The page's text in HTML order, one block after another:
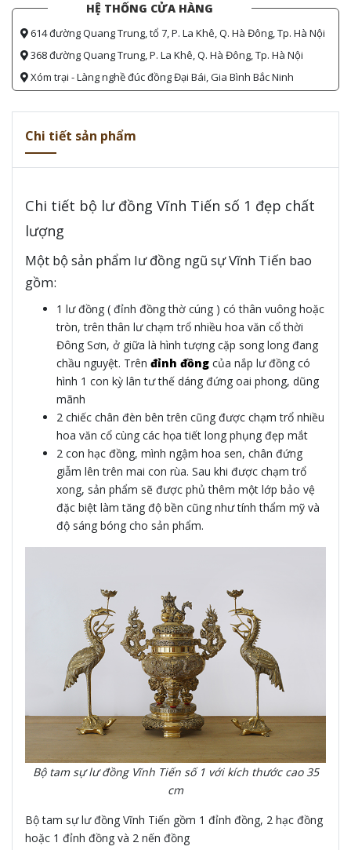
HỆ THỐNG CỬA HÀNG
614 đường Quang Trung, tổ 7, P. La Khê, Q. Hà Đông, Tp. Hà Nội
368 đường Quang Trung, P. La Khê, Q. Hà Đông, Tp. Hà Nội
Xóm trại - Làng nghề đúc đồng Đại Bái, Gia Bình Bắc Ninh
Chi tiết sản phẩm
Chi tiết bộ lư đồng Vĩnh Tiến số 1 đẹp chất
lượng
Một bộ sản phẩm lư đồng ngũ sự Vĩnh Tiến bao
gồm:
1 lư đồng ( đỉnh đồng thờ cúng ) có thân vuông hoặc
tròn, trên thân lư chạm trổ nhiều hoa văn cổ thời
Đông Sơn, ở giữa là hình tượng cặp song long đang
chầu nguyệt. Trên đỉnh đồng của nắp lư đồng có
hình 1 con kỳ lân tư thế dáng đứng oai phong, dũng
mãnh
2 chiếc chân đèn bên trên cũng được chạm trổ nhiều
hoa văn cổ cùng các họa tiết long phụng đẹp mắt
2 con hạc đồng, mình ngậm hoa sen, chân đứng
giẫm lên trên mai con rùa. Sau khi được chạm trổ
xong, sản phẩm sẽ được phủ thêm một lớp bảo vệ
đặc biệt làm tăng độ bền cũng như tính thẩm mỹ và
độ sáng bóng cho sản phẩm.
Bộ tam sự lư đồng Vĩnh Tiến số 1 với kích thước cao 35
cm
Bộ tam sự lư đồng Vĩnh Tiến gồm 1 đỉnh đồng, 2 hạc đồng
hoặc 1 đỉnh đồng và 2 nến đồng